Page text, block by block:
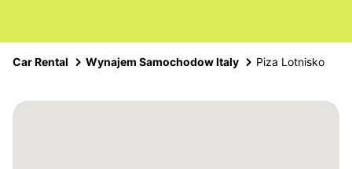
Car Rental Wynajem Samochodow Italy Piza Lotnisko